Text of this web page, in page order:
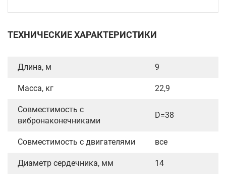
ТЕХНИЧЕСКИЕ ХАРАКТЕРИСТИКИ
Длина, м 9
Масса, кг 22,9
Совместимость с
вибронаконечниками
D=38
Совместимость с двигателями все
Диаметр сердечника, мм 14